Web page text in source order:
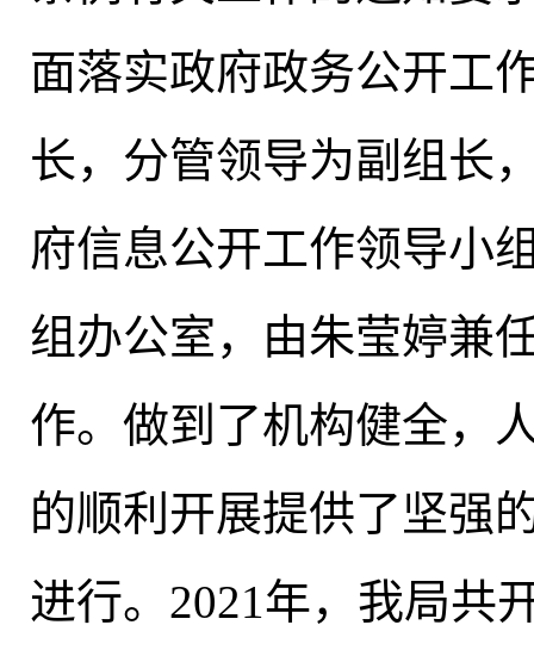
面落实政府政务公开工
长，分管领导为副组长
府信息公开工作领导小
组办公室，由朱莹婷兼
作。做到了机构健全，
的顺利开展提供了坚强
进行。2021年， 我局共